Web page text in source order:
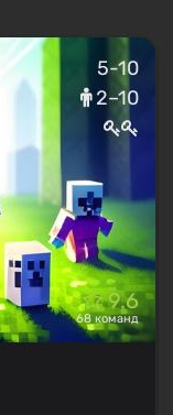
5-10
2–10
9.6
68 команд